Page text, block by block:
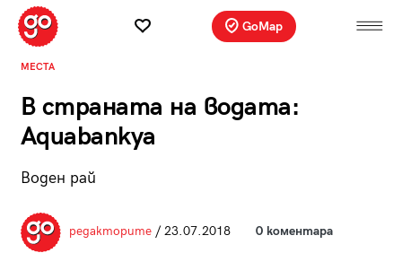
GoMap
МЕСТА
В страната на водата:
Aquabankya
Воден рай
редакторите/ 23.07.2018 0 коментара